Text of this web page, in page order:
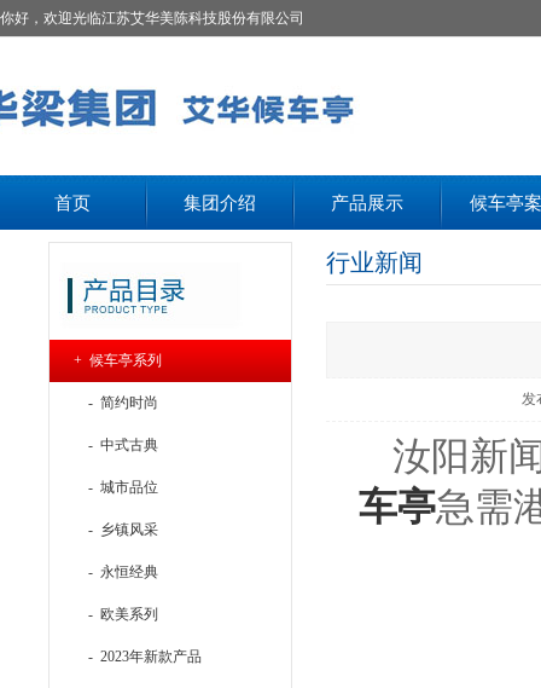
你好，欢迎光临江苏艾华美陈科技股份有限公司
首页 集团介绍 产品展示 候车亭
+ 候车亭系列
- 简约时尚
- 中式古典
- 城市品位
- 乡镇风采
- 永恒经典
- 欧美系列
- 2023年新款产品
行业新闻
发
汝阳新
车亭急需